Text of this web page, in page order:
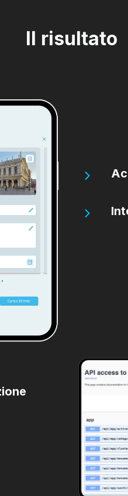
Il risultato